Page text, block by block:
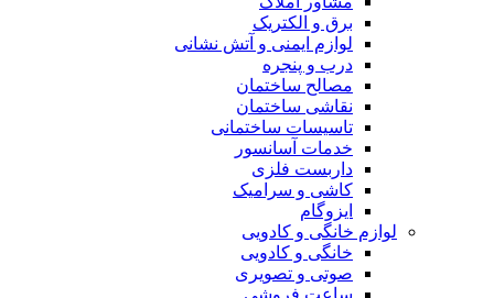
برق و الکتریک
لوازم ایمنی و آتش نشانی
درب و پنجره
مصالح ساختمان
نقاشی ساختمان
تاسیسات ساختمانی
خدمات آسانسور
داربست فلزی
کاشی و سرامیک
ایزوگام
لوازم خانگی و کادویی
خانگی و کادویی
صوتی و تصویری
ساعت فروشی